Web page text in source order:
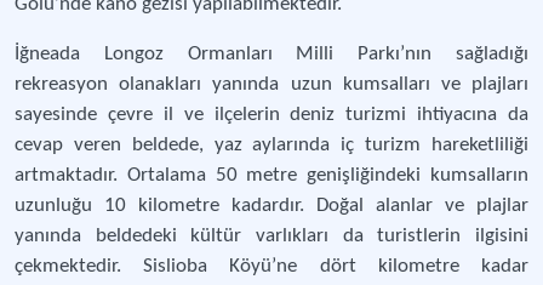
Gölü’nde kano gezisi yapılabilmektedir.
İğneada Longoz Ormanları Milli Parkı’nın sağladığı
rekreasyon olanakları yanında uzun kumsalları ve plajları
sayesinde çevre il ve ilçelerin deniz turizmi ihtiyacına da
cevap veren beldede, yaz aylarında iç turizm hareketliliği
artmaktadır. Ortalama 50 metre genişliğindeki kumsalların
uzunluğu 10 kilometre kadardır. Doğal alanlar ve plajlar
yanında beldedeki kültür varlıkları da turistlerin ilgisini
çekmektedir. Sislioba Köyü’ne dört kilometre kadar